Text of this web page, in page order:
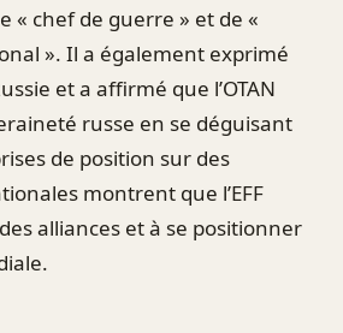
« chef de guerre » et de «
». Il a également exprimé
et a affirmé que l’OTAN
russe en se déguisant
de position sur des
montrent que l’EFF
alliances et à se positionner